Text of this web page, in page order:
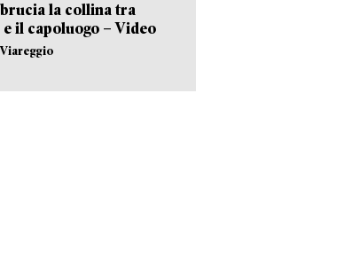
la collina tra
e il capoluogo – Video